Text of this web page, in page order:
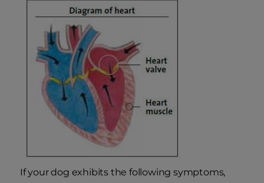
If your dog exhibits the following symptoms,